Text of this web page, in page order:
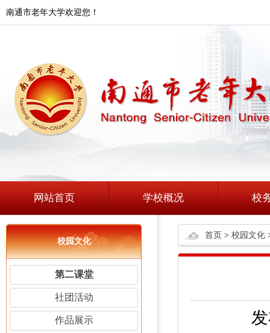
南通市老年大学欢迎您！
网站首页 学校概况 校
校园文化
第二课堂
社团活动
作品展示
首页 > 校园文化